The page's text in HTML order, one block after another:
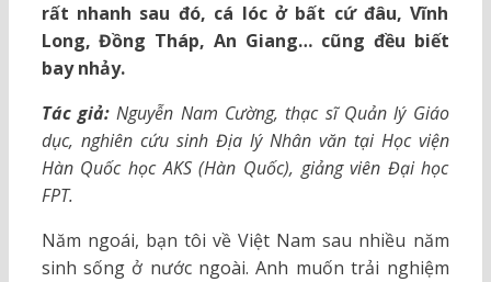
rất nhanh sau đó, cá lóc ở bất cứ đâu, Vĩnh
Long, Đồng Tháp, An Giang… cũng đều biết
bay nhảy.
Tác giả:Nguyễn Nam Cường, thạc sĩ Quản lý Giáo
dục, nghiên cứu sinh Địa lý Nhân văn tại Học viện
Hàn Quốc học AKS (Hàn Quốc), giảng viên Đại học
FPT.
Năm ngoái, bạn tôi về Việt Nam sau nhiều năm
sinh sống ở nước ngoài. Anh muốn trải nghiệm